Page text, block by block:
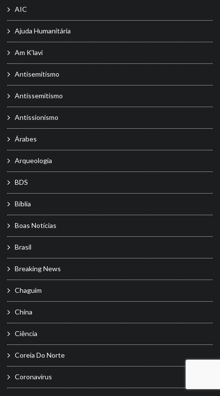
AIC
Ajuda Humanitária
Am K’lavi
Antisemitismo
Antissemitismo
Antissionismo
Árabes
Arqueologia
BDS
Bíblia
Boas Notícias
Brasil
Breaking News
Chaguim
China
Ciência
Coreia Do Norte
Coronavírus